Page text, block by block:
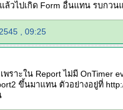
ล้วไปเกิด Form อื่นแทน รบก
, 09:25
พราะใน Report ไม่มี OnTimer
ขึ้นมาแทน ตัวอย่างอยู่ที่